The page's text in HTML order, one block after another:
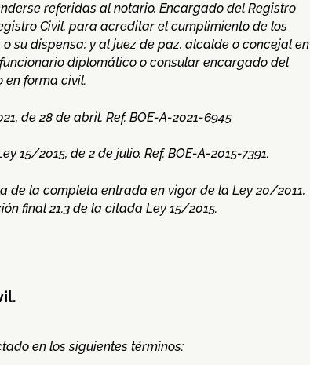
referidas al notario, Encargado del Registro
Civil, para acreditar el cumplimiento de los
su dispensa; y al juez de paz, alcalde o concejal en
diplomático o consular encargado del
en forma civil.
de 28 de abril. Ref. BOE-A-2021-6945
2015, de 2 de julio. Ref. BOE-A-2015-7391.
de la completa entrada en vigor de la Ley 20/2011,
final 21.3 de la citada Ley 15/2015.
en los siguientes términos: